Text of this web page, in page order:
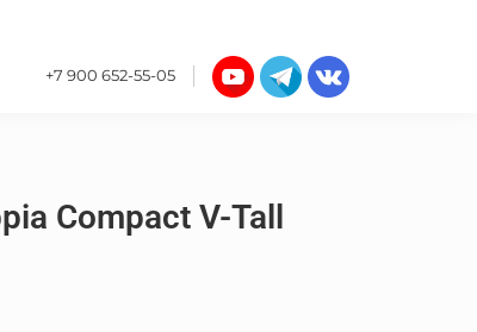
+7 900 652-55-05
Compact V-Tall